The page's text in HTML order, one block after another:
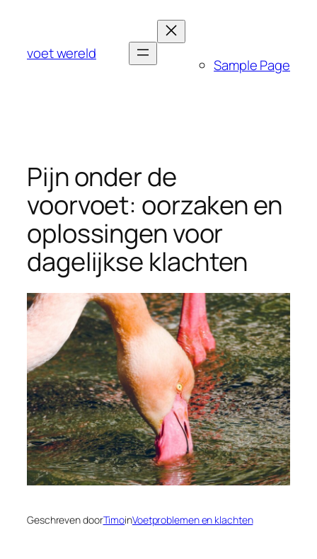
voet wereld
Sample Page
Pijn onder de
voorvoet: oorzaken en
oplossingen voor
dagelijkse klachten
Geschreven doorTimoinVoetproblemen en klachten